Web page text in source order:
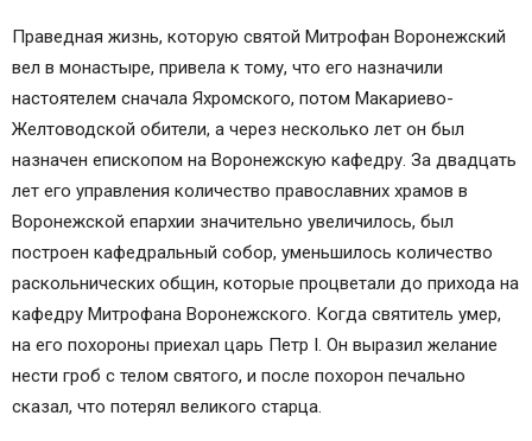
Праведная жизнь, которую святой Митрофан Воронежский
вел в монастыре, привела к тому, что его назначили
настоятелем сначала Яхромского, потом Макариево-
Желтоводской обители, а через несколько лет он был
назначен епископом на Воронежскую кафедру. За двадцать
лет его управления количество православних храмов в
Воронежской епархии значительно увеличилось, был
построен кафедральный собор, уменьшилось количество
раскольнических общин, которые процветали до прихода на
кафедру Митрофана Воронежского. Когда святитель умер,
на его похороны приехал царь Петр І. Он выразил желание
нести гроб с телом святого, и после похорон печально
сказал, что потерял великого старца.